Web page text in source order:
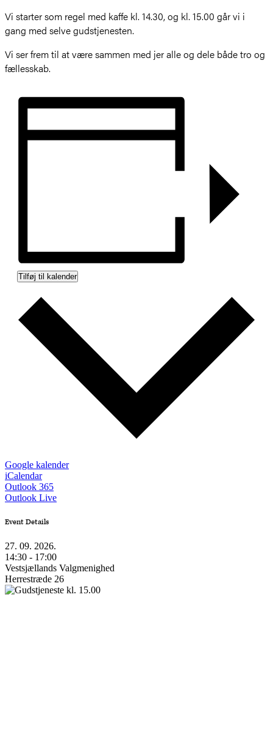
Vi starter som regel med kaffe kl. 14.30, og kl. 15.00 går vi i
gang med selve gudstjenesten.
Vi ser frem til at være sammen med jer alle og dele både tro og
fællesskab.
Tilføj til kalender
Google kalender
iCalendar
Outlook 365
Outlook Live
Event Details
27. 09. 2026.
14:30 - 17:00
Vestsjællands Valgmenighed
Herrestræde 26